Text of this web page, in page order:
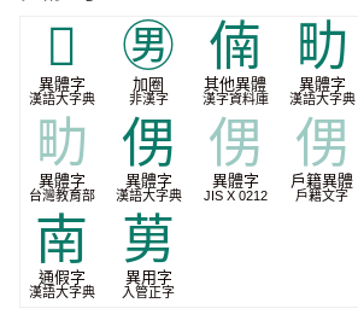
𧇙
異體字
漢語大字典
㊚
加圈
非漢字
㑲
其他異體
漢字資料庫
㽖
異體字
漢語大字典
㽖
異體字
台灣教育部
侽
異體字
漢語大字典
侽
異體字
JIS X 0212
侽
戶籍異體
戶籍文字
南
通假字
漢語大字典
莮
異用字
入管正字